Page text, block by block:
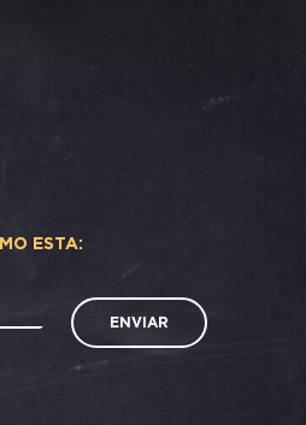
ESTA:
ENVIAR